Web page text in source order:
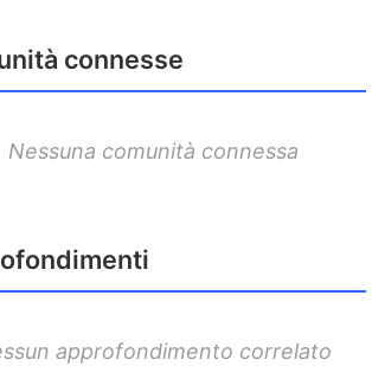
connesse
Nessuna comunità connessa
approfondimento correlato